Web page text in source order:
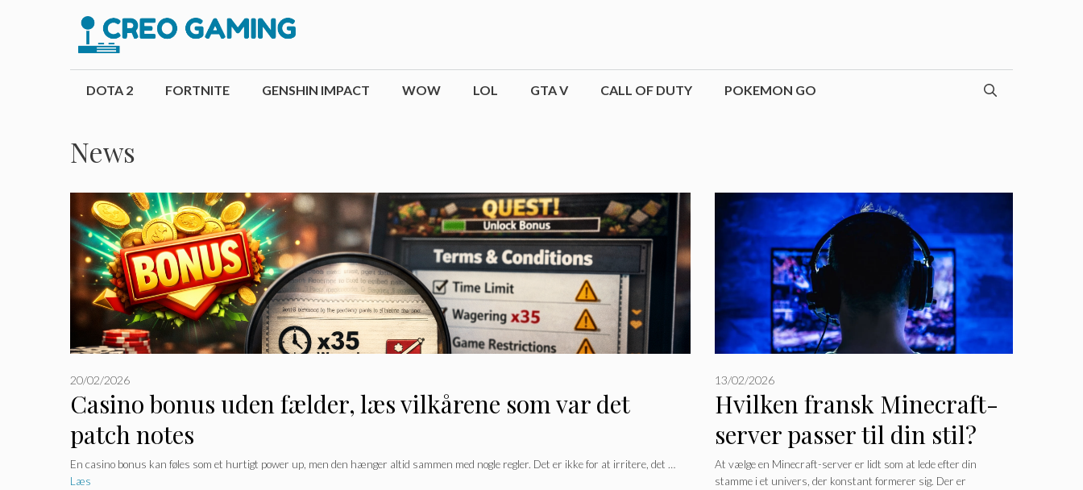
DOTA 2 FORTNITE GENSHIN IMPACT WOW LOL GTA V CALL OF DUTY POKEMON GO
News
Casino bonus uden fælder, læs vilkårene som var det
patch notes
20/02/2026
En casino bonus kan føles som et hurtigt power up, men den hænger altid sammen med nogle regler. Det er ikke for at irritere, det …
Læs
Hvilken fransk Minecraft-
server passer til din stil?
13/02/2026
At vælge en Minecraft-server er lidt som at lede efter din
stamme i et univers, der konstant formerer sig. Der er